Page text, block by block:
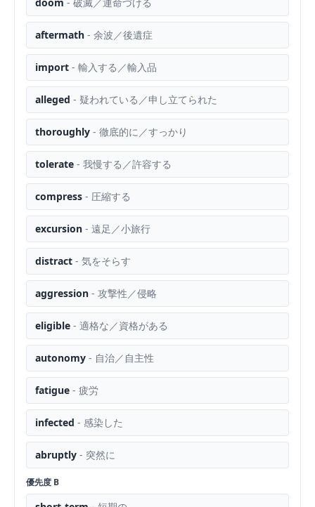
aftermath - 余波／後遺症
import - 輸入する／輸入品
alleged - 疑われている／申し立てられた
thoroughly - 徹底的に／すっかり
tolerate - 我慢する／許容する
compress - 圧縮する
excursion - 遠足／小旅行
distract - 気をそらす
aggression - 攻撃性／侵略
eligible - 適格な／資格がある
autonomy - 自治／自主性
fatigue - 疲労
infected - 感染した
abruptly - 突然に
優先度 B